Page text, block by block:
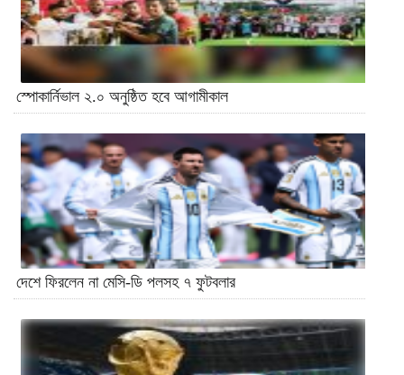
স্পোকার্নিভাল ২.০ অনুষ্ঠিত হবে আগামীকাল
দেশে ফিরলেন না মেসি-ডি পলসহ ৭ ফুটবলার